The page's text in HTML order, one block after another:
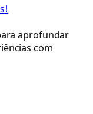
aprofundar
com